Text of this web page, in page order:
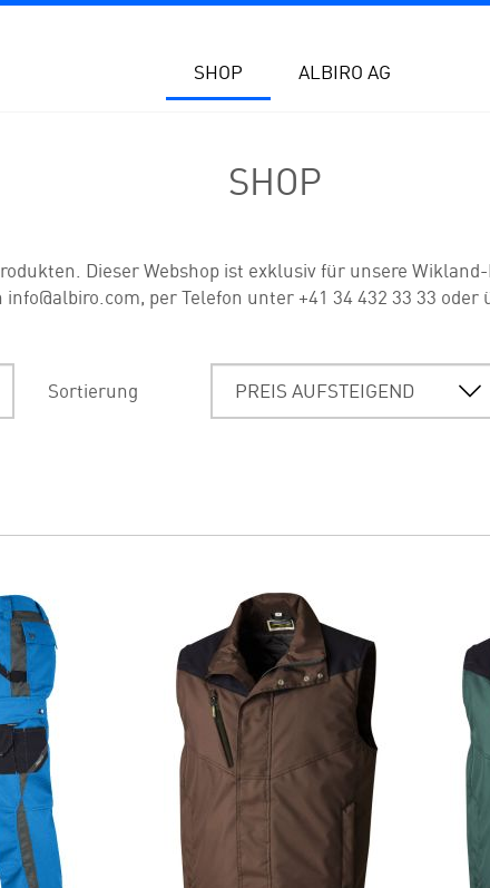
SHOP ALBIRO AG
SHOP
Dieser Webshop ist exklusiv für unsere
per Telefon unter +41 34 432 33 33 oder
Sortierung